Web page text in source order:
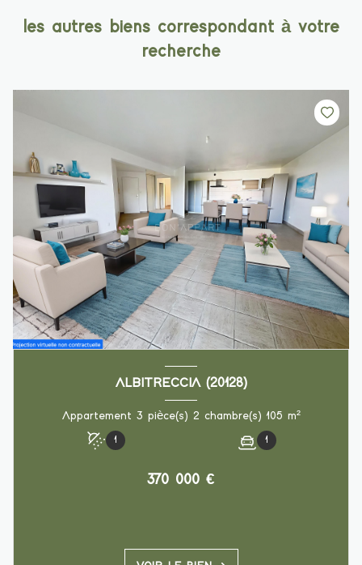
les autres biens correspondant à votre
recherche
ALBITRECCIA (20128)
Appartement 3 pièce(s) 2 chambre(s) 105 m²
1 1
370 000 €